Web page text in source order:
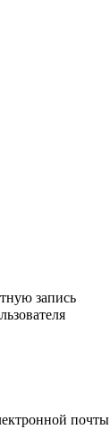
запись
почты